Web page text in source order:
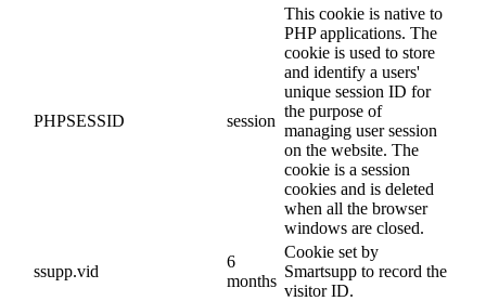
PHPSESSID session
This cookie is native to
PHP applications. The
cookie is used to store
and identify a users'
unique session ID for
the purpose of
managing user session
on the website. The
cookie is a session
cookies and is deleted
when all the browser
windows are closed.
ssupp.vid
6
months
Cookie set by
Smartsupp to record the
visitor ID.